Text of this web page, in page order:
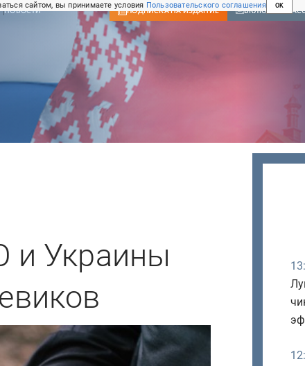
сайтом, вы принимаете условия Пользовательского соглашения
OK
НОВОСТИ ПОДПИСКА НА ИЗДАНИЕ ВКЛЮЧИТЬ
и Украины